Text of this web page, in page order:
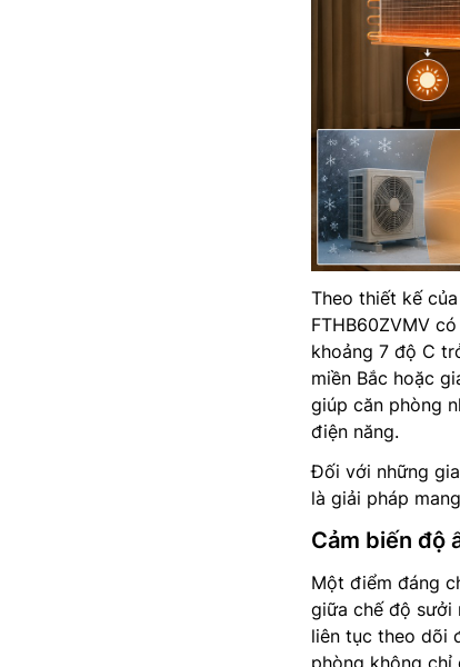
Theo thiết kế
FTHB60ZVMV
khoảng 7 độ C
miền Bắc hoặc
giúp căn phòng
điện năng.
Đối với những
là giải pháp
Cảm biến độ
Một điểm đáng
giữa chế độ sưởi
liên tục theo dõi
phòng không